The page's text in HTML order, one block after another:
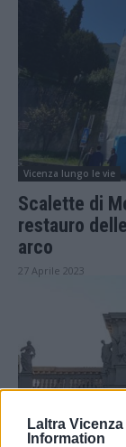
Laltra Vicenza
Information
Vicenza lungo le vie
Scalette di
restauro
arco
27 Aprile 2023